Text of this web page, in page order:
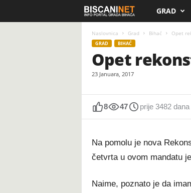
i
n
i
n
GRAD
Naslovnica Grad Bihać Opet
GRAD BIHAĆ
Opet
23 Januara, 2017
8 47 prije 3482 dana
Na pomolu je nova
četvrta u ovom mandatu
Naime, poznato je da